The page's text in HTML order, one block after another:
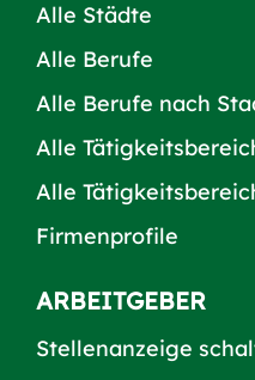
Alle Städte
Alle Berufe
Alle Berufe nach
Alle
Alle
Firmenprofile
ARBEITGEBER
Stellenanzeige